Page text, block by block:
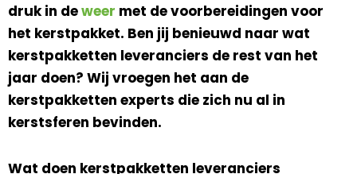
druk in deweer met de voorbereidingen voor
het kerstpakket. Ben jij benieuwd naar wat
kerstpakketten leveranciers de rest van het
jaar doen? Wij vroegen het aan de
kerstpakketten experts die zich nu al in
kerstsferen bevinden.
Wat doen kerstpakketten leveranciers